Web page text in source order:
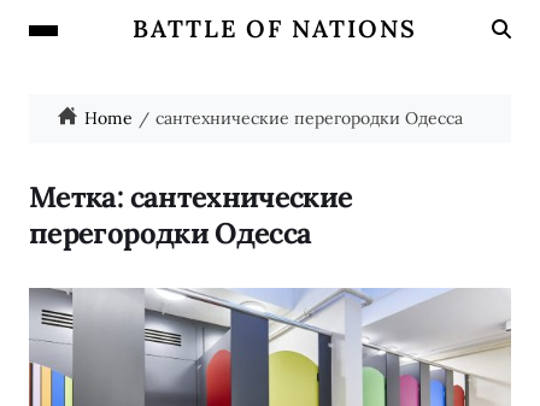
BATTLE OF NATIONS
Home сантехнические перегородки Одесса
Метка:сантехнические
перегородки Одесса